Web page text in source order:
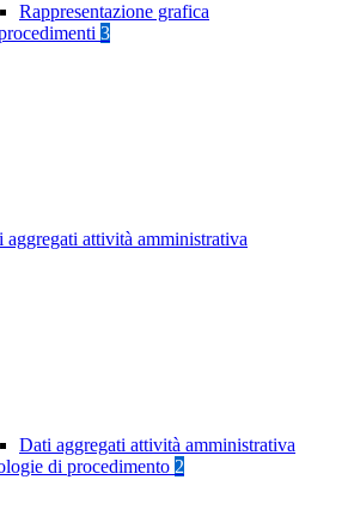
Rappresentazione grafica
3
aggregati attività amministrativa
Dati aggregati attività amministrativa
di procedimento 2